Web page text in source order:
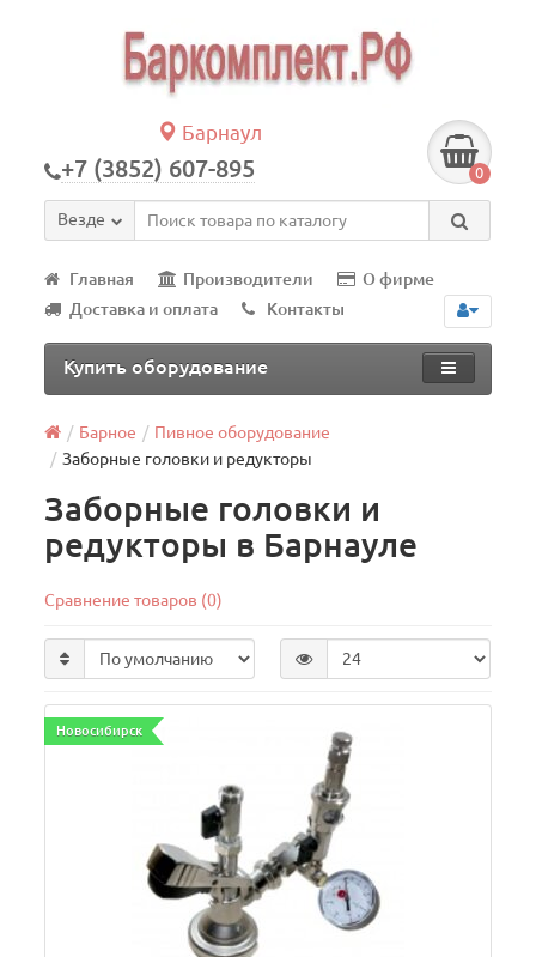
Барнаул
+7 (3852) 607-895 0
Везде
Главная Производители
О фирме
Доставка и оплата
Контакты
Купить оборудование
Барное
Пивное оборудование
Заборные головки и редукторы
Заборные головки и
редукторы в Барнауле
Сравнение товаров (0)
Новосибирск